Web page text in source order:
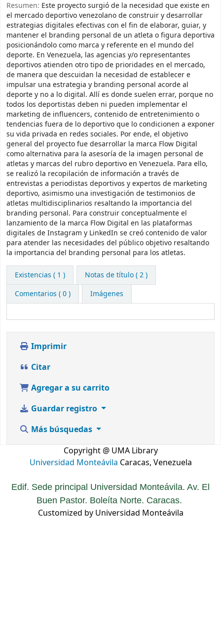
Resumen: Este proyecto surgió de la necesidad que existe en
el mercado deportivo venezolano de construir y desarrollar
estrategias digitales efectivas con el fin de elaborar, guiar, y
mantener el branding personal de un atleta o figura deportiva
posicionándolo como marca y referente en el mundo del
deporte. En Venezuela, las agencias y/o representantes
deportivos atienden otro tipo de prioridades en el mercado,
de manera que descuidan la necesidad de establecer e
impulsar una estrategia y branding personal acorde al
deporte y no a lo digital. Allí es donde suelen errar, porque no
todos los deportistas deben ni pueden implementar el
marketing de influencers, contenido de entretenimiento o
tendencias fuera de lo deportivo que lo condicionen a exponer
su vida privada en redes sociales. Por ende, el objetivo
general del proyecto fue desarrollar la marca Flow Digital
como alternativa para la asesoría de la imagen personal de
atletas y marcas del rubro deportivo en Venezuela. Para ello,
se realizó la recopilación de información a través de
entrevistas a periodistas deportivos y expertos de marketing
deportivo, asimismo una investigación de testimonios de
atletas multidisciplinarios resaltando la importancia del
branding personal. Para construir conceptualmente el
lanzamiento de la marca Flow Digital en las plataformas
digitales de Instagram y LinkedIn se creó contenido de valor
para atender las necesidades del público objetivo resaltando
la importancia del branding personal para los atletas.
Existencias ( 1 )
Notas de título ( 2 )
Comentarios ( 0 )
Imágenes
Imprimir
Citar
Agregar a su carrito
Guardar registro
Más búsquedas
Copyright @ UMA Library
Universidad Monteávila Caracas, Venezuela
Edif. Sede principal Universidad Monteávila. Av. El
Buen Pastor. Boleíta Norte. Caracas.
Customized by Universidad Monteávila